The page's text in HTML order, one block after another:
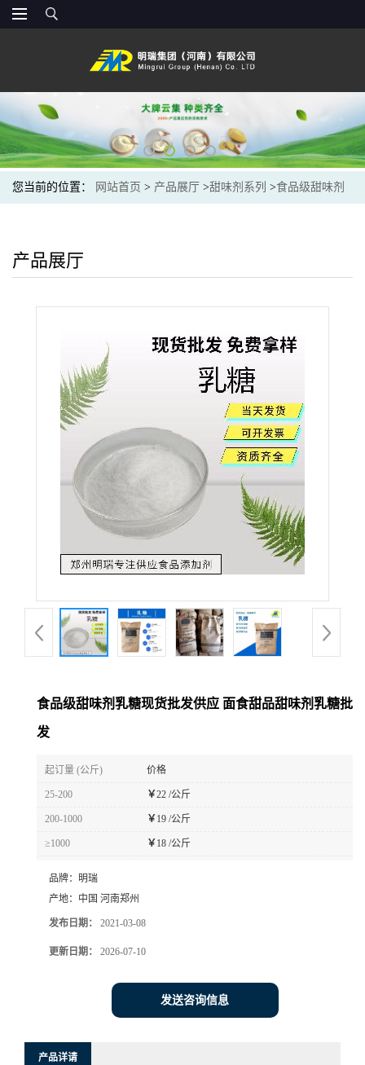
您当前的位置： 网站首页 > 产品展厅 >甜味剂系列 >食品级甜味剂
产品展厅
食品级甜味剂乳糖现货批发供应 面食甜品甜味剂乳糖批
发
起订量 (公斤) 价格
25-200 ￥22 /公斤
200-1000 ￥ 19 /公斤
≥1000 ￥ 18 /公斤
品牌： 明瑞
产地： 中国 河南郑州
发布日期： 2021-03-08
更新日期： 2026-07-10
发送咨询信息
产品详请